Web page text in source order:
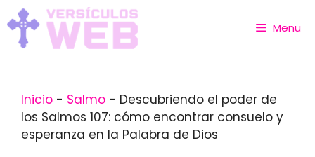
Skip
to
content
Menu
Inicio - Salmo - Descubriendo el poder de
los Salmos 107: cómo encontrar consuelo y
esperanza en la Palabra de Dios